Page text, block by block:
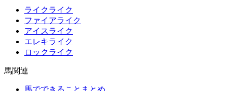
ライクライク
ファイアライク
アイスライク
エレキライク
ロックライク
馬関連
馬でできることまとめ